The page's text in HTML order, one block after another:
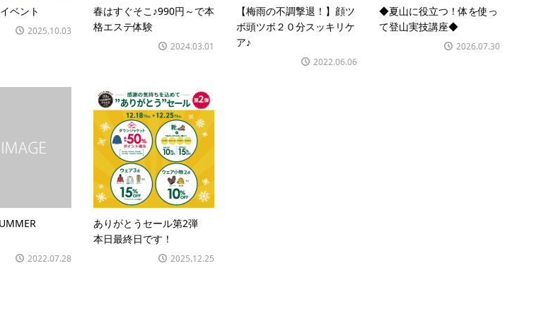
ベント
2025.10.03
春はすぐそこ♪990円～で本
格エステ体験
2024.03.01
【梅雨の不調撃退！】顔ツ
ボ頭ツボ２０分スッキリケ
ア♪
2022.06.06
◆夏山に役立つ！体を使っ
て登山実技講座◆
2026.07.30
2022.07.28
ありがとうセール第2弾
本日最終日です！
2025.12.25